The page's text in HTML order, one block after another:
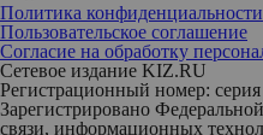
Политика конфиденциальности
Пользовательское соглашение
Согласие на обработку
Сетевое издание KIZ.RU
Регистрационный номер:
Зарегистрировано
связи, информационных